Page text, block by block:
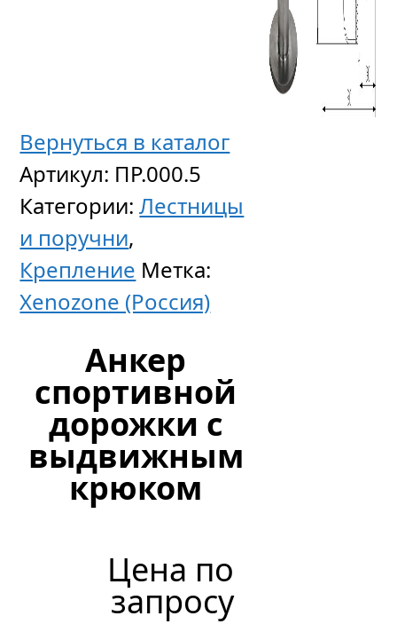
Вернуться в каталог
Артикул: ПР.000.5
Категории:Лестницы
и поручни,
Крепление Метка:
Xenozone (Россия)
Анкер
спортивной
дорожки с
выдвижным
крюком
Цена по
запросу